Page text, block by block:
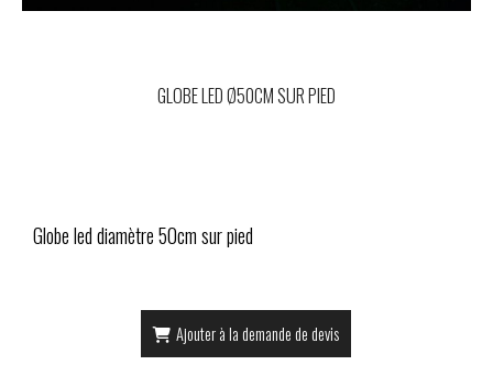
GLOBE LED Ø50CM SUR PIED
Globe led diamètre 50cm sur pied
Ajouter à la demande de devis